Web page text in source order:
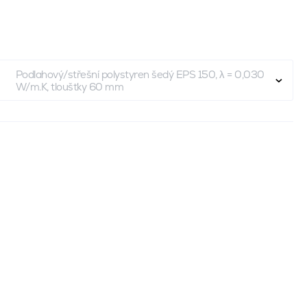
Podlahový/střešní polystyren šedý EPS 150, λ = 0,030
W/m.K, tloušťky 60 mm